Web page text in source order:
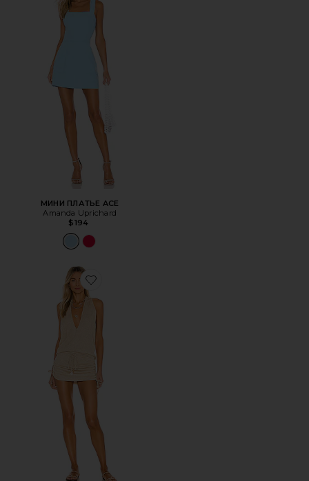
МИНИ ПЛАТЬЕ ACE
Amanda Uprichard
$194
Favorite ПЛАТЬЕ COSITA BUENA